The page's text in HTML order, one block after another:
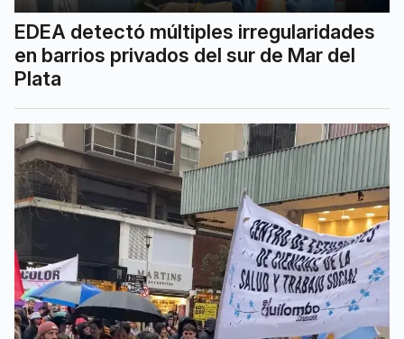
EDEA detectó múltiples irregularidades
en barrios privados del sur de Mar del
Plata